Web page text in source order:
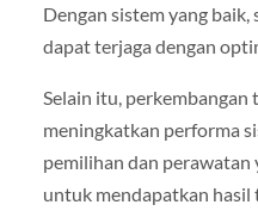
Dengan sistem yang
dapat terjaga dengan
Selain itu,
meningkatkan performa
pemilihan dan
untuk mendapatkan hasil